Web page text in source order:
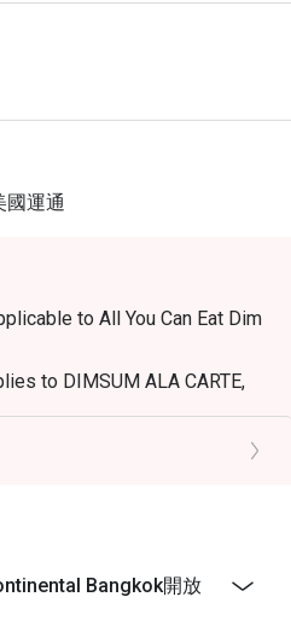
國運通
to All You Can Eat Dim
to DIMSUM ALA CARTE,
(FAQs)
A: The restaurant
and Hong Kong-
and traditional seafood
Bangkok開放